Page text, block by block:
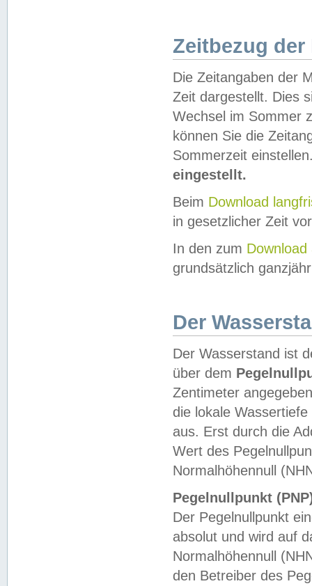
Zeitbezug der
Die Zeitangaben der
Zeit dargestellt. Dies
Wechsel im Sommer
können Sie die
Sommerzeit
eingestellt.
Beim Download
in gesetzlicher Zeit
In den zum Download
grundsätzlich
Der
Der Wasserstand ist
über dem
Zentimeter
die lokale
aus. Erst durch die
Wert des
Normalhöhennull
Pegelnullpunkt
Der Pegelnullpunkt
absolut und wird auf
Normalhöhennull
den Betreiber des